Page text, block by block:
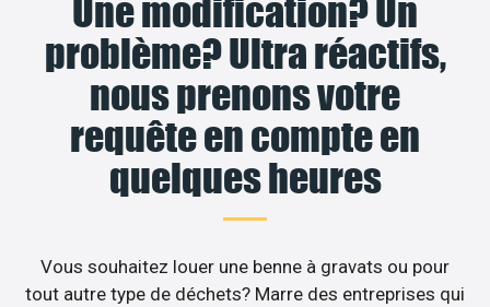
Une modification? Un
problème? Ultra réactifs,
nous prenons votre
requête en compte en
quelques heures
Vous souhaitez louer une benne à gravats ou pour
tout autre type de déchets? Marre des entreprises qui